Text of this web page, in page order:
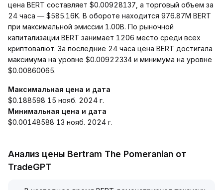
цена BERT составляет $0.00928137, а торговый объем за
24 часа — $585.16K. В обороте находится 976.87M BERT
при максимальной эмиссии 1.00B. По рыночной
капитализации BERT занимает 1206 место среди всех
криптовалют. За последние 24 часа цена BERT достигала
максимума на уровне $0.00922334 и минимума на уровне
$0.00860065.
Максимальная цена и дата
$0.188598 15 нояб. 2024 г.
Минимальная цена и дата
$0.00148588 13 нояб. 2024 г.
Анализ цены Bertram The Pomeranian от
TradeGPT